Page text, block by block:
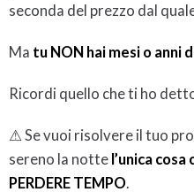
seconda del prezzo dal
Ma tu NON hai mesi o anni
Ricordi quello che ti ho
⚠ Se vuoi risolvere il tuo
sereno la notte l’unica
PERDERE TEMPO.